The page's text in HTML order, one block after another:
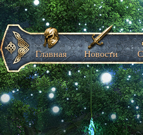
Главная Новости